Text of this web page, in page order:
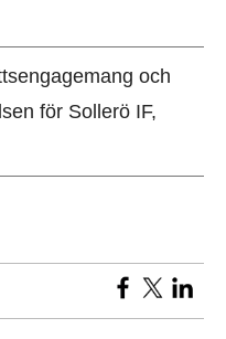
och
för Sollerö IF,